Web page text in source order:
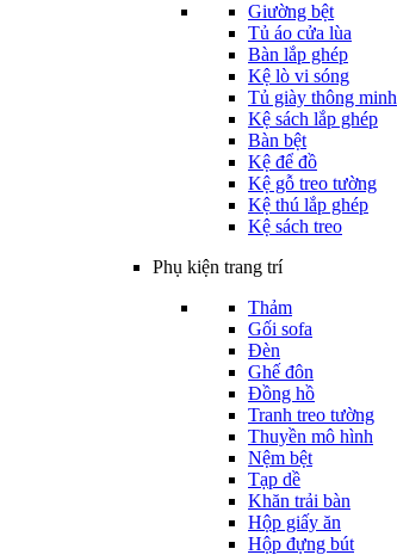
Giường bệt
Tủ áo cửa lùa
Bàn lắp ghép
Kệ lò vi sóng
Tủ giày thông minh
Kệ sách lắp ghép
Bàn bệt
Kệ để đồ
Kệ gỗ treo tường
Kệ thú lắp ghép
Kệ sách treo
Phụ kiện trang trí
Thảm
Gối sofa
Đèn
Ghế đôn
Đồng hồ
Tranh treo tường
Thuyền mô hình
Nệm bệt
Tạp dề
Khăn trải bàn
Hộp giấy ăn
Hộp đựng bút